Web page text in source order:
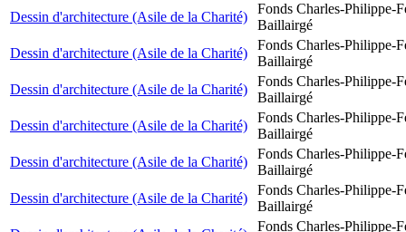
Dessin d'architecture (Asile de la Charité)
Fonds Charles-Philippe-
Baillairgé
Dessin d'architecture (Asile de la Charité)
Fonds Charles-Philippe-
Baillairgé
Dessin d'architecture (Asile de la Charité)
Fonds Charles-Philippe-
Baillairgé
Dessin d'architecture (Asile de la Charité)
Fonds Charles-Philippe-
Baillairgé
Dessin d'architecture (Asile de la Charité)
Fonds Charles-Philippe-
Baillairgé
Dessin d'architecture (Asile de la Charité)
Fonds Charles-Philippe-
Baillairgé
Fonds Charles-Philippe-